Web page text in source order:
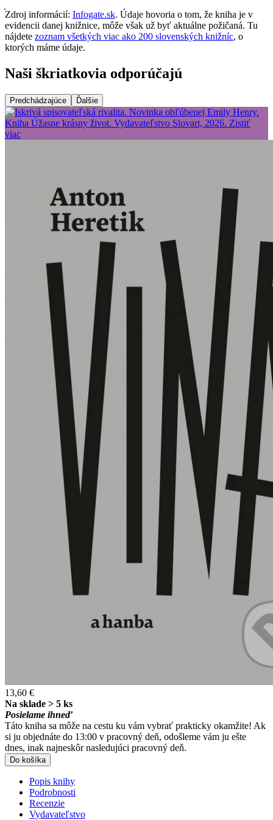
Zdroj informácií: Infogate.sk. Údaje hovoria o tom, že kniha je v
evidencii danej knižnice, môže však už byť aktuálne požičaná. Tu
nájdete zoznam všetkých viac ako 200 slovenských knižníc, o
ktorých máme údaje.
Naši škriatkovia odporúčajú
Predchádzajúce Ďalšie
13,60 €
Na sklade > 5 ks
Posielame ihneď
Táto kniha sa môže na cestu ku vám vybrať prakticky okamžite! Ak
si ju objednáte do 13:00 v pracovný deň, odošleme vám ju ešte
dnes, inak najneskôr nasledujúci pracovný deň.
Do košíka
Popis knihy
Podrobnosti
Recenzie
Vydavateľstvo